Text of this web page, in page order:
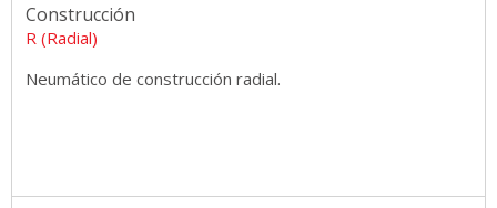
Construcción
R (Radial)
Neumático de construcción radial.